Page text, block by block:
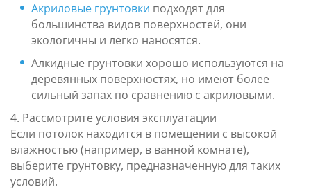
Акриловые грунтовки подходят для
большинства видов поверхностей, они
экологичны и легко наносятся.
Алкидные грунтовки хорошо используются на
деревянных поверхностях, но имеют более
сильный запах по сравнению с акриловыми.
4. Рассмотрите условия эксплуатации
Если потолок находится в помещении с высокой
влажностью (например, в ванной комнате),
выберите грунтовку, предназначенную для таких
условий.